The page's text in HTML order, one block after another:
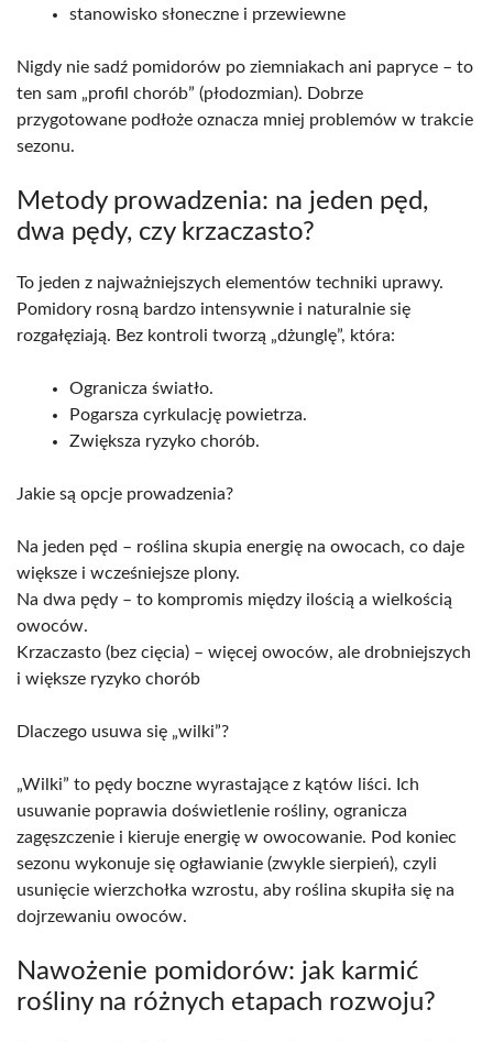
stanowisko słoneczne i przewiewne
Nigdy nie sadź pomidorów po ziemniakach ani papryce – to
ten sam „profil chorób” (płodozmian). Dobrze
przygotowane podłoże oznacza mniej problemów w trakcie
sezonu.
Metody prowadzenia: na jeden pęd,
dwa pędy, czy krzaczasto?
To jeden z najważniejszych elementów techniki uprawy.
Pomidory rosną bardzo intensywnie i naturalnie się
rozgałęziają. Bez kontroli tworzą „dżunglę”, która:
Ogranicza światło.
Pogarsza cyrkulację powietrza.
Zwiększa ryzyko chorób.
Jakie są opcje prowadzenia?
Na jeden pęd – roślina skupia energię na owocach, co daje
większe i wcześniejsze plony.
Na dwa pędy – to kompromis między ilością a wielkością
owoców.
Krzaczasto (bez cięcia) – więcej owoców, ale drobniejszych
i większe ryzyko chorób
Dlaczego usuwa się „wilki”?
„Wilki” to pędy boczne wyrastające z kątów liści. Ich
usuwanie poprawia doświetlenie rośliny, ogranicza
zagęszczenie i kieruje energię w owocowanie. Pod koniec
sezonu wykonuje się ogławianie (zwykle sierpień), czyli
usunięcie wierzchołka wzrostu, aby roślina skupiła się na
dojrzewaniu owoców.
Nawożenie pomidorów: jak karmić
rośliny na różnych etapach rozwoju?